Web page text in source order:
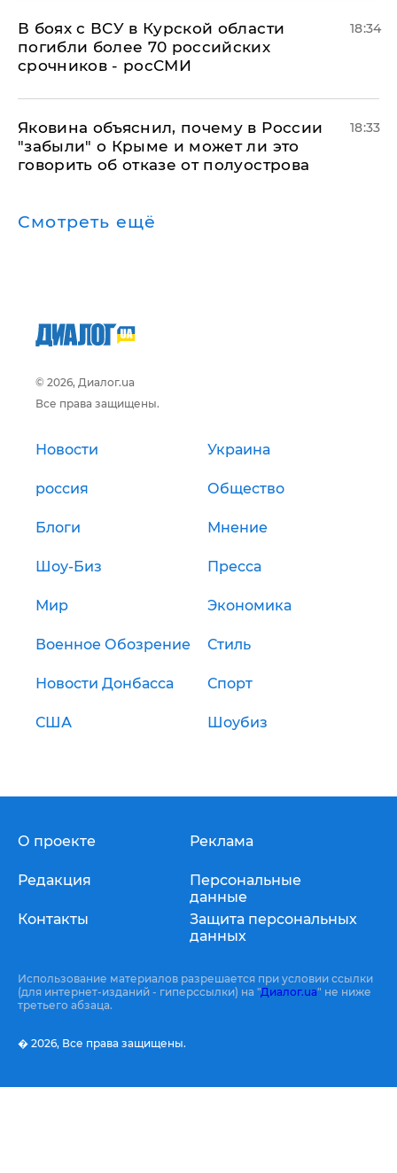
В боях с ВСУ в Курской области
погибли более 70 российских
срочников - росСМИ
18:34
Яковина объяснил, почему в России
"забыли" о Крыме и может ли это
говорить об отказе от полуострова
18:33
Смотреть ещё
© 2026, Диалог.ua
Все права защищены.
Новости Украина
россия Общество
Блоги Мнение
Шоу-Биз Пресса
Мир Экономика
Военное Обозрение Стиль
Новости Донбасса Спорт
США Шоубиз
О проекте
Редакция
Контакты
Реклама
Персональные
данные
Защита персональных
данных
Использование материалов разрешается при условии ссылки
(для интернет-изданий - гиперссылки) на "Диалог.ua" не ниже
третьего абзаца.
� 2026, Все права защищены.